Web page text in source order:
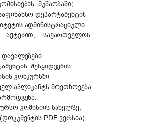
მუშაობაში;
დეპარტამენტის
ადმინისტრაციული
აქტებით, საქართველოს
შესყიდვების
კონკურსში
აპლიკანტს მოეთხოვება
კომისიის სახელზე;
PDF ვერსია)